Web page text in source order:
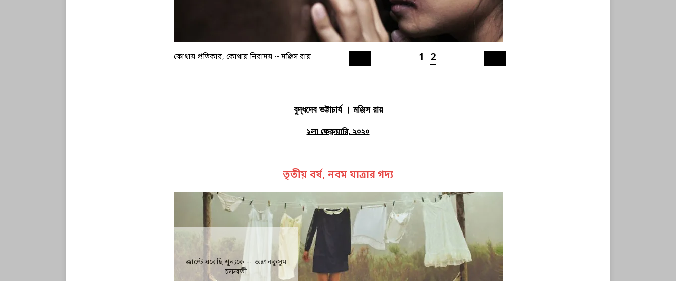
কোথায় প্রতিকার, কোথায় নিরাময় -- মঞ্জিস রায় 1 2
বুদ্ধদেব ভট্টাচার্য । মঞ্জিস রায়
১লা ফেব্রুয়ারি, ২০২০
তৃতীয় বর্ষ, নবম যাত্রার গদ্য
জাপ্টে ধরেছি শূন্যকে -- অম্লানকুসুম
চক্রবর্তী